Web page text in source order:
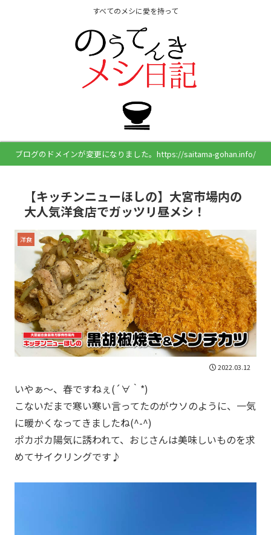
すべてのメシに愛を持って
ブログのドメインが変更になりました。https://saitama-gohan.info/
【キッチンニューほしの】大宮市場内の
大人気洋食店でガッツリ昼メシ！
洋食
2022.03.12
いやぁ～、春ですねぇ(´∀｀*)
こないだまで寒い寒い言ってたのがウソのように、一気
に暖かくなってきましたね(^-^)
ポカポカ陽気に誘われて、おじさんは美味しいものを求
めてサイクリングです♪